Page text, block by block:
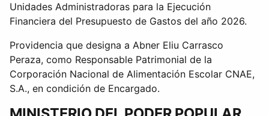
Unidades Administradoras para la Ejecución
Financiera del Presupuesto de Gastos del año 2026.
Providencia que designa a Abner Eliu Carrasco
Peraza, como Responsable Patrimonial de la
Corporación Nacional de Alimentación Escolar CNAE,
S.A., en condición de Encargado.